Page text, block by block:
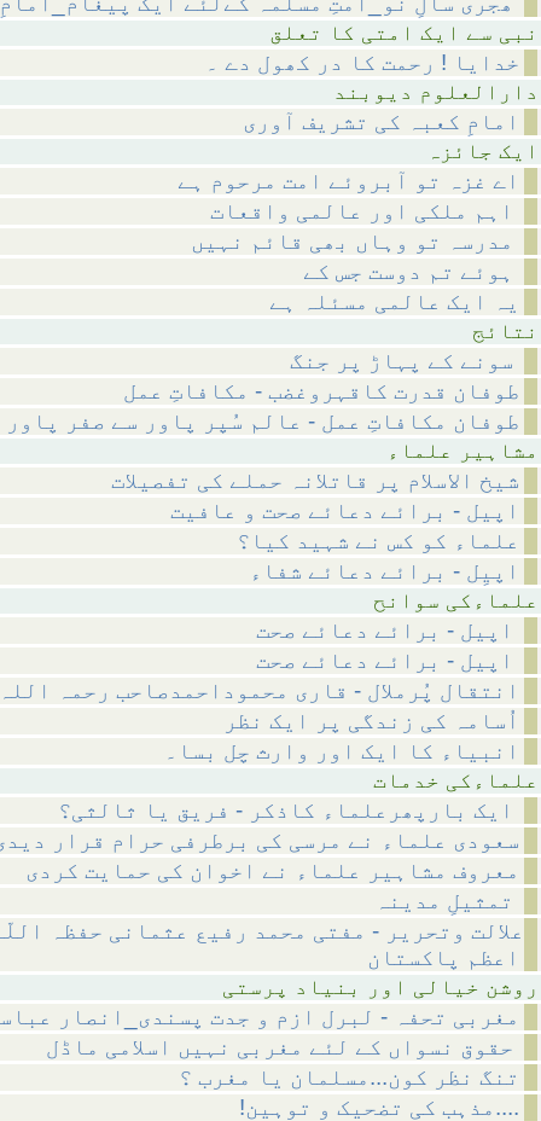
خدایا ! رحمت کا در کھول دے ۔
امامِ کعبہ کی تشریف آوری
اے غزہ تو آبروئے امت مرحوم ہے
یہ ایک عالمی مسئلہ ہے
طوفان قدرت کاقہروغضب - مکافاتِ عمل
طوفان مکافاتِ عمل - عالم سُپر پاور سے صفر پاور
شیخ الاسلام پر قاتلانہ حملے کی تفصیلات
اپیل - برائے دعائے صحت و عافیت
علماء کو کس نے شہید کیا؟
اپیِل - برائے دعائے شفاء
انتقال پُرملال - قاری محموداحمدصاحب رحمہ
اُسامہ کی زندگی پر ایک نظر
انبیاء کا ایک اور وارث چل بسا۔
سعودی علماء نے مرسی کی برطرفی حرام قرار
معروف مشاہیر علماء نے اخوان کی حمایت کردی
علالت وتحریر - مفتی محمد رفیع عثمانی حفظہ
اعظم پاکستان
مغربی تحفہ - لبرل ازم و جدت پسندی_انصار
تنگ نظر کون...مسلمان یا مغرب ؟
!مذہب کی تضحیک و توہین....